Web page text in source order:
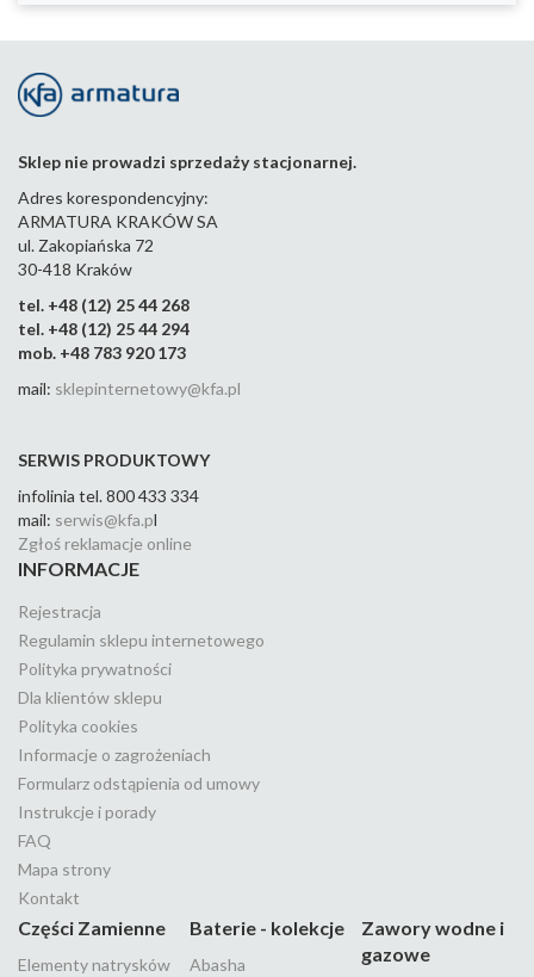
Sklep nie prowadzi sprzedaży stacjonarnej.
Adres korespondencyjny:
ARMATURA KRAKÓW SA
ul. Zakopiańska 72
30-418 Kraków
tel. +48 (12) 25 44 268
tel. +48 (12) 25 44 294
mob. +48 783 920 173
mail: sklepinternetowy@kfa.pl
SERWIS PRODUKTOWY
infolinia tel. 800 433 334
mail: serwis@kfa.pl
Zgłoś reklamacje online
INFORMACJE
Rejestracja
Regulamin sklepu internetowego
Polityka prywatności
Dla klientów sklepu
Polityka cookies
Informacje o zagrożeniach
Formularz odstąpienia od umowy
Instrukcje i porady
FAQ
Mapa strony
Kontakt
Części Zamienne
Elementy natrysków
Baterie - kolekcje
Abasha
Zawory wodne i
gazowe